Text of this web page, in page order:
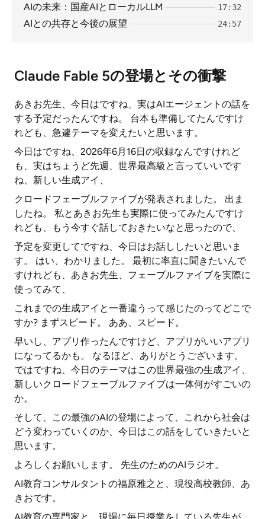
AIの未来：国産AIとローカルLLM 17:32
AIとの共存と今後の展望 24:57
Claude Fable 5の登場とその衝撃
あきお先生、今日はですね、実はAIエージェントの話を
する予定だったんですね。 台本も準備してたんですけ
れども、急遽テーマを変えたいと思います。
今日はですね、2026年6月16日の収録なんですけれど
も、実はちょうど先週、世界最高級と言っていいです
ね、新しい生成アイ、
クロードフェーブルファイブが発表されました。 出ま
したね。 私とあきお先生も実際に使ってみたんですけ
れども、もう今すぐ話しておきたいなと思ったので、
予定を変更してですね、今日はお話ししたいと思いま
す。 はい、わかりました。 最初に率直に聞きたいんで
すけれども、あきお先生、フェーブルファイブを実際に
使ってみて、
これまでの生成アイと一番違うって感じたのってどこで
すか? まずスピード。 ああ、スピード。
早いし、アプリ作ったんですけど、アプリがいいアプリ
になってるかも。 なるほど、ありがとうございます。
ではですね、今日のテーマはこの世界最強の生成アイ、
新しいクロードフェーブルファイブは一体何がすごいの
か。
そして、この最強のAIの登場によって、これから社会は
どう変わっていくのか、今日はこの話をしていきたいと
思います。
よろしくお願いします。 先生のためのAIラジオ。
AI教育コンサルタントの福原雅之と、現役高校教師、あ
きおです。